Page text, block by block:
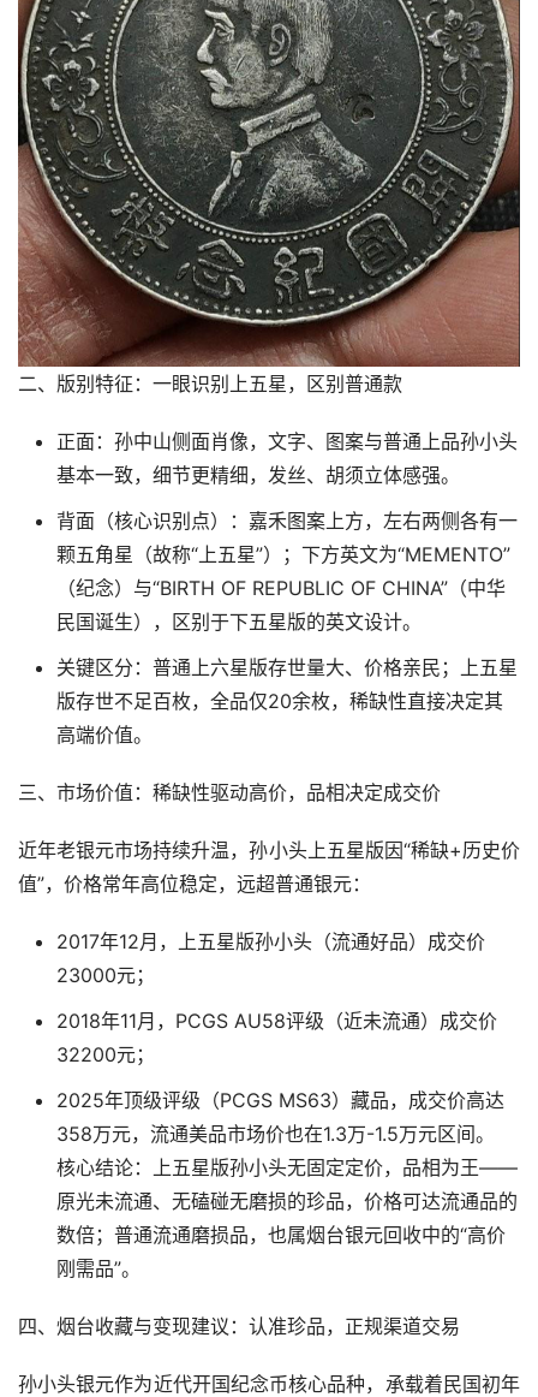
二、版别特征：一眼识别上五星，区别普通款
正面：孙中山侧面肖像，文字、图案与普通上品孙小头
基本一致，细节更精细，发丝、胡须立体感强。
背面（核心识别点）：嘉禾图案上方，左右两侧各有一
颗五角星（故称“上五星”）；下方英文为“MEMENTO”
（纪念）与“BIRTH OF REPUBLIC OF CHINA”（中华
民国诞生），区别于下五星版的英文设计。
关键区分：普通上六星版存世量大、价格亲民；上五星
版存世不足百枚，全品仅20余枚，稀缺性直接决定其
高端价值。
三、市场价值：稀缺性驱动高价，品相决定成交价
近年老银元市场持续升温，孙小头上五星版因“稀缺+历史价
值”，价格常年高位稳定，远超普通银元：
2017年12月，上五星版孙小头（流通好品）成交价
23000元；
2018年11月，PCGS AU58评级（近未流通）成交价
32200元；
2025年顶级评级（PCGS MS63）藏品，成交价高达
358万元，流通美品市场价也在1.3万-1.5万元区间。
核心结论：上五星版孙小头无固定定价，品相为王——
原光未流通、无磕碰无磨损的珍品，价格可达流通品的
数倍；普通流通磨损品，也属烟台银元回收中的“高价
刚需品”。
四、烟台收藏与变现建议：认准珍品，正规渠道交易
孙小头银元作为近代开国纪念币核心品种，承载着民国初年